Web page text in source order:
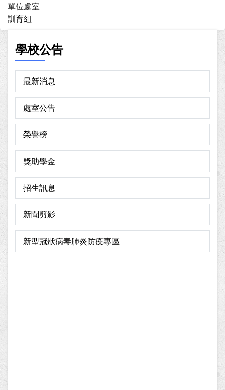
單位處室
訓育組
學校公告
最新消息
處室公告
榮譽榜
獎助學金
招生訊息
新聞剪影
新型冠狀病毒肺炎防疫專區